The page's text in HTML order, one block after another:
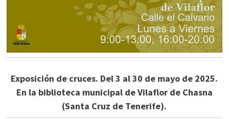
Exposición de cruces. Del 3 al 30 de mayo de 2025.
En la biblioteca municipal de Vilaflor de Chasna
(Santa Cruz de Tenerife).